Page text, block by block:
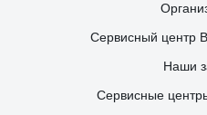
Сервисный центр
Наши
Сервисные